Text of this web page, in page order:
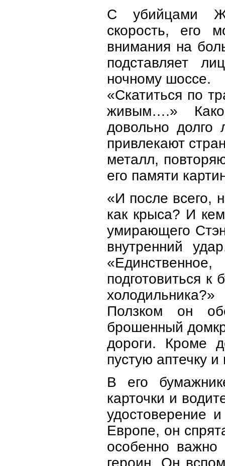
С убийцами
скорость, его
внимания на
подставляет
ночному шоссе.
«Скатиться по
живым….»
довольно долго
привлекают
металл,
его памяти
«И после всего,
как крыса? И
умирающего
внутренний
подготовиться
холодильника?»
Ползком он
брошенный
дороги. Кроме
пустую аптечку и
В его
карточки и
удостоверение
Европе, он
особенно важно
героин. Он